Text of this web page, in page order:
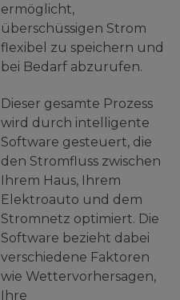
ermöglicht,
überschüssigen Strom
flexibel zu speichern und
bei Bedarf abzurufen.
Dieser gesamte Prozess
wird durch intelligente
Software gesteuert, die
den Stromfluss zwischen
Ihrem Haus, Ihrem
Elektroauto und dem
Stromnetz optimiert. Die
Software bezieht dabei
verschiedene Faktoren
wie Wettervorhersagen,
Ihre